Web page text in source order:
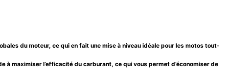
du moteur, ce qui en fait une mise à niveau idéale pour les motos tout-
maximiser l’efficacité du carburant, ce qui vous permet d’économiser de